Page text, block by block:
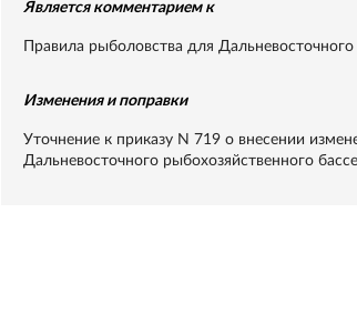
Является комментарием к
Правила рыболовства для
Изменения и поправки
Уточнение к приказу N 719 о внесении
Дальневосточного рыбохозяйственного